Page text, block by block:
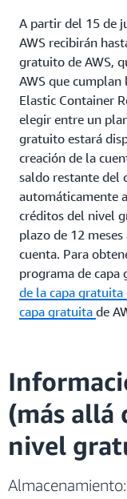
A partir del 15 de
AWS recibirán
gratuito de AWS,
AWS que
Elastic Container
elegir entre un
gratuito estará
creación de la
saldo restante del
automáticamente
créditos del nivel
plazo de 12
cuenta. Para
programa de capa
de la capa gratuita
capa gratuita de
(más allá
nivel
Almacenamiento: